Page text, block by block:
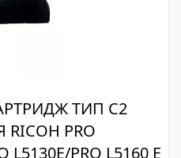
ТИП C2
PRO
L5130E/PRO L5160 E